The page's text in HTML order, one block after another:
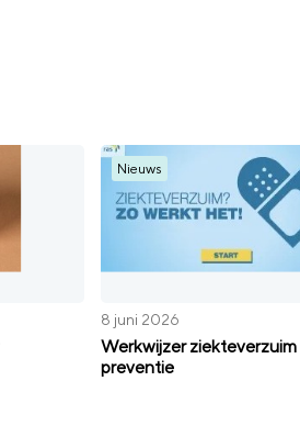
Nieuws
8 juni 2026
Werkwijzer
preventie